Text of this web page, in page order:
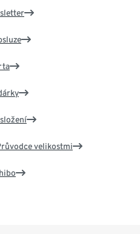
velikostmi